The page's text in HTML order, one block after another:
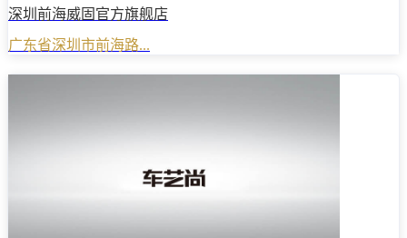
深圳前海威固官方旗舰店
广东省深圳市前海路...